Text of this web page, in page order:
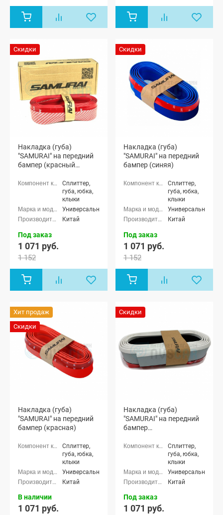
Скидки
Накладка (губа)
"SAMURAI" на передний
бампер (красный
Сплиттер,
губа, юбка,
клыки
Универсальные
Китай
Под заказ
1 071 руб.
1 152
Скидки
Накладка (губа)
"SAMURAI" на передний
бампер (синяя)
Сплиттер,
губа, юбка,
клыки
Универсальные
Китай
Под заказ
1 071 руб.
1 152
Хит продаж
Скидки
Накладка (губа)
"SAMURAI" на передний
бампер (красная)
Сплиттер,
губа, юбка,
клыки
Универсальные
Китай
В наличии
1 071 руб.
Скидки
Накладка (губа)
"SAMURAI" на передний
бампер
Сплиттер,
губа, юбка,
клыки
Универсальные
Китай
Под заказ
1 071 руб.